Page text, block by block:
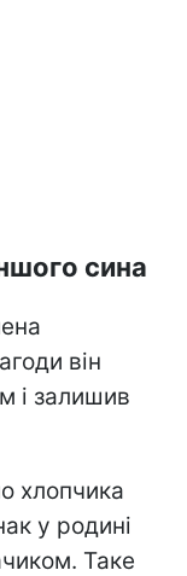
сина
він
і залишив
хлопчика
у родині
Таке